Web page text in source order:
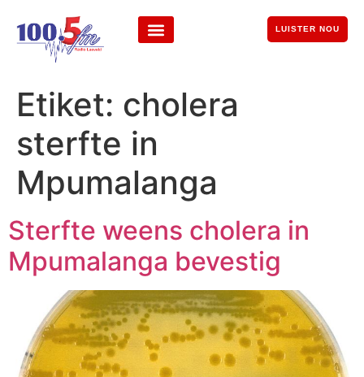
LUISTER NOU
Etiket: cholera
sterfte in
Mpumalanga
Sterfte weens cholera in
Mpumalanga bevestig